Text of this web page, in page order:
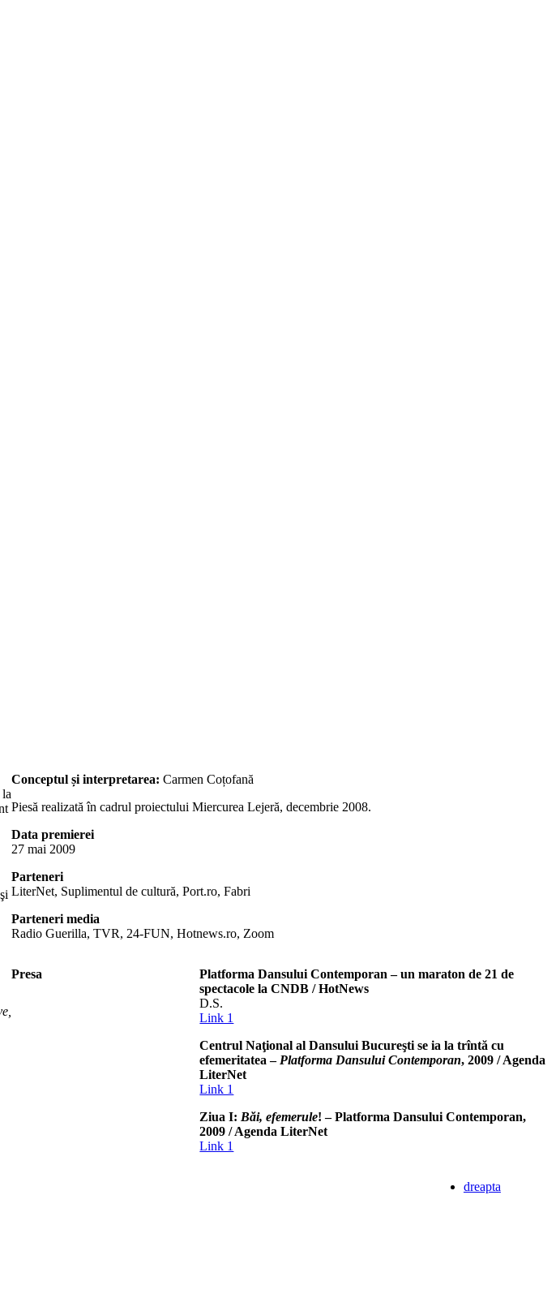
Conceptul și interpretarea: Carmen Coțofană
Piesă realizată în cadrul proiectului Miercurea Lejeră, decembrie 2008.
Data premierei
27 mai 2009
Parteneri
LiterNet, Suplimentul de cultură, Port.ro, Fabri
Parteneri media
Radio Guerilla, TVR, 24-FUN, Hotnews.ro, Zoom
Presa
Platforma Dansului Contemporan – un maraton de 21 de
spectacole la CNDB / HotNews
D.S.
Link 1
Centrul Naţional al Dansului Bucureşti se ia la trîntă cu
efemeritatea – Platforma Dansului Contemporan, 2009 / Agenda
LiterNet
Link 1
Ziua I: Băi, efemerule! – Platforma Dansului Contemporan,
2009 / Agenda LiterNet
Link 1
dreapta